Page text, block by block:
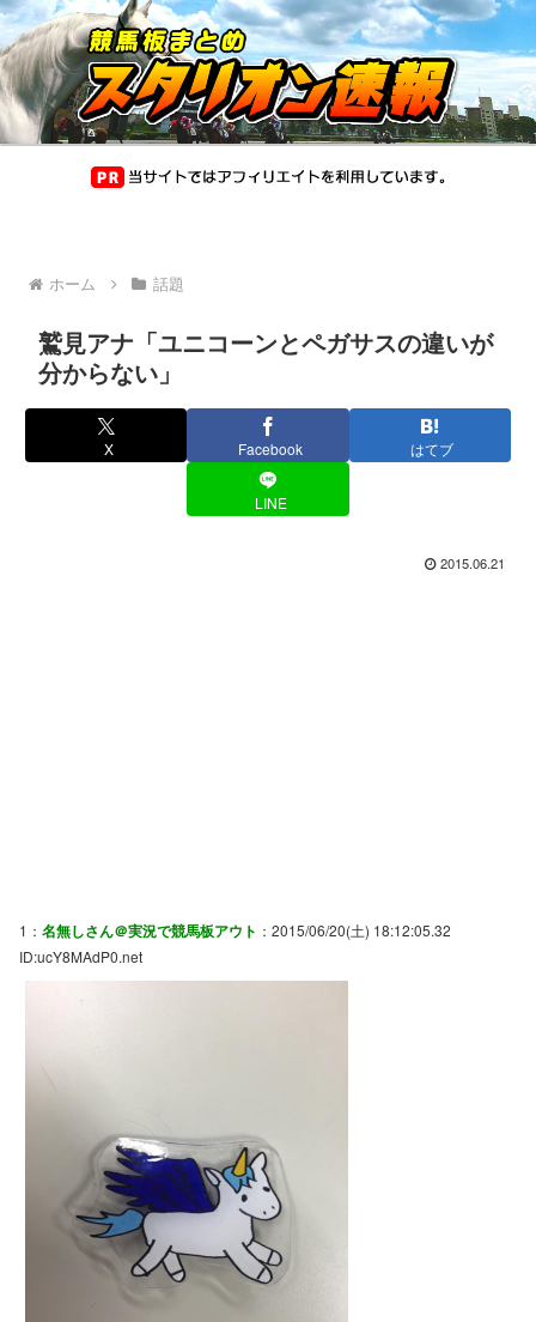
ホーム 話題
鷲見アナ「ユニコーンとペガサスの違いが
分からない」
X Facebook はてブ
LINE
2015.06.21
1： 名無しさん＠実況で競馬板アウト ：2015/06/20(土) 18:12:05.32
ID:ucY8MAdP0.net